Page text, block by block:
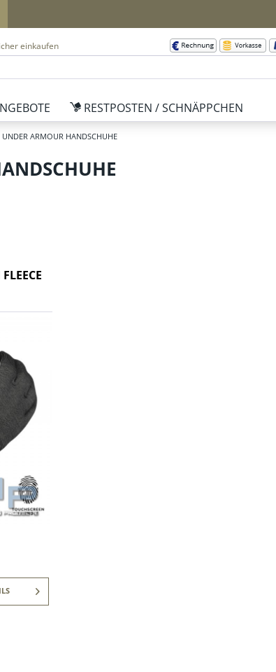
einkaufen
RESTPOSTEN / SCHNÄPPCHEN
UNDER ARMOUR HANDSCHUHE